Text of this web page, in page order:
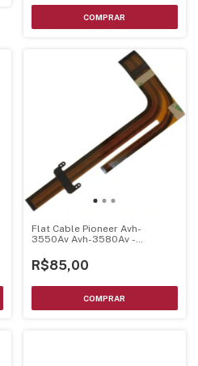
Flat Cable Pioneer Avh-
3550Av Avh-3580Av -
R$85,00